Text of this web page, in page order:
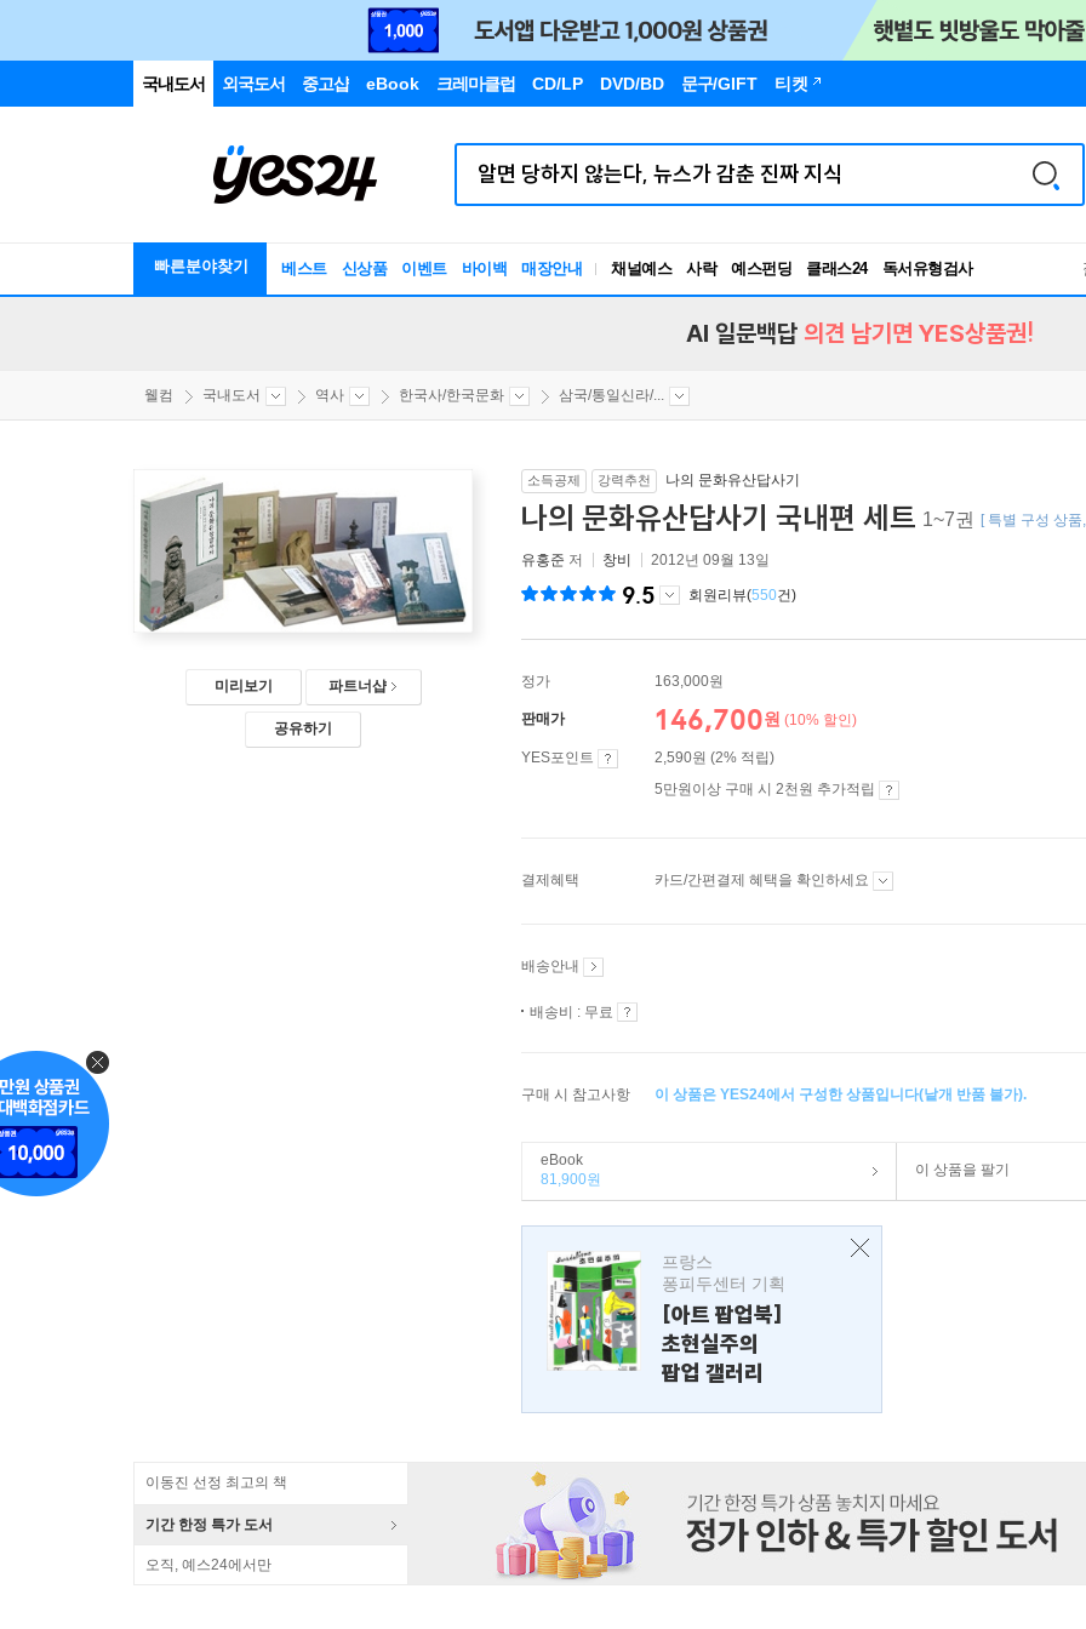
국내도서 외국도서 중고샵 eBook 크레마클럽 CD/LP DVD/BD 문구/GIFT 티켓
빠른분야찾기 베스트 신상품 이벤트 바이백 매장안내 채널예스 사락 예스펀딩 클래스24
RBTI Lab
독서유형검사
AI 일문백답 의견 남기면 YES상품권!
웰컴 국내도서 역사 한국사/한국문화 삼국/통일신라/...
미리보기 파트너샵
공유하기
소득공제 강력추천 나의 문화유산답사기
나의 문화유산답사기 국내편 세트 1~7권 [ 특별 구성 상
유홍준 저 창비 2012년 09월 13일
9.5 회원리뷰(550건)
정가 163,000원
판매가 146,700원 (10% 할인)
YES포인트
2,590원 (2% 적립)
5만원이상 구매 시 2천원 추가적립
결제혜택 카드/간편결제 혜택을 확인하세요
배송안내
배송비 : 무료
구매 시 참고사항 이 상품은 YES24에서 구성한 상품입니다(낱개 반품 불가).
eBook
81,900원
이 상품을 팔기
프랑스
퐁피두센터 기획
[아트 팝업북]
초현실주의
팝업 갤러리
이동진 선정 최고의 책
기간 한정 특가 도서
오직, 예스24에서만